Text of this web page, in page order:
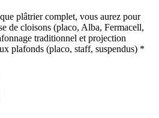
plâtrier complet, vous aurez pour
de cloisons (placo, Alba, Fermacell,
traditionnel et projection
plafonds (placo, staff, suspendus) *